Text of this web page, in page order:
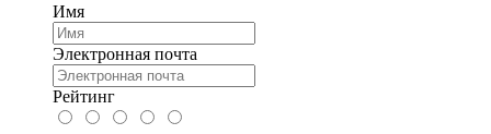
Имя
Электронная почта
Рейтинг